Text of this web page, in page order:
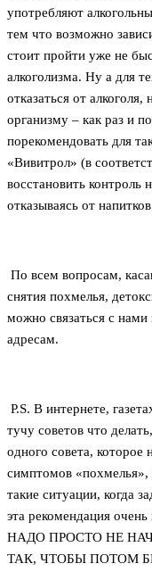
употребляют
тем что возможно
стоит пройти уже не
алкоголизма. Ну а для
отказаться от
организму – как раз и
порекомендовать для
«Вивитрол» (в
восстановить контроль
отказываясь от
По всем вопросам,
снятия похмелья,
можно связаться с
адресам.
P.S. В интернете,
тучу советов что
одного совета, которое
симптомов «похмелья»,
такие ситуации, когда
эта рекомендация
НАДО ПРОСТО НЕ
ТАК, ЧТОБЫ ПОТОМ